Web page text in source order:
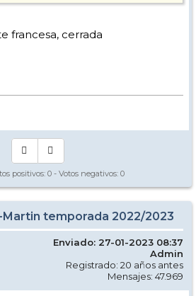
francesa, cerrada
positivos: 0 - Votos negativos: 0
Martin temporada 2022/2023
Enviado: 27-01-2023 08:37
Admin
Registrado: 20 años antes
Mensajes: 47.969